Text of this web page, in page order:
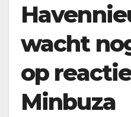
wacht
op
Minbuza